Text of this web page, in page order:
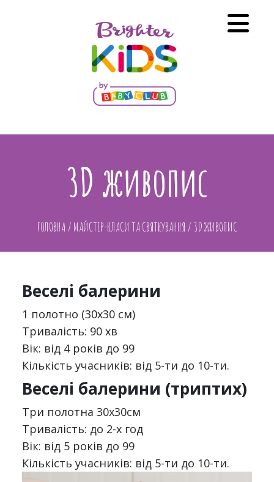
3D живопис
ГОЛОВНА / МАЙСТЕР-КЛАСИ ТА СВЯТКУВАННЯ / 3D ЖИВОПИС
Веселі балерини
1 полотно (30х30 см)
Тривалість: 90 хв
Вік: від 4 років до 99
Кількість учасників: від 5-ти до 10-ти.
Веселі балерини (триптих)
Три полотна 30х30см
Тривалість: до 2-х год
Вік: від 5 років до 99
Кількість учасників: від 5-ти до 10-ти.